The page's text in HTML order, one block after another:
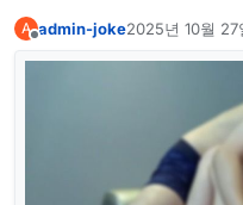
A admin-joke2025년 10월 27
마지막 수정자: